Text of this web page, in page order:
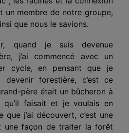
un membre de notre groupe,
que nous le savions.
quand je suis devenue
j’ai commencé avec un
cycle, en pensant que je
devenir forestière, c’est ce
père était un bûcheron à
qu’il faisait et je voulais en
j’ai découvert, c’est une
une façon de traiter la forêt